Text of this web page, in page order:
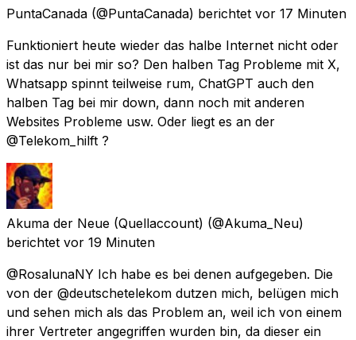
PuntaCanada (@PuntaCanada) berichtet vor 17 Minuten
Funktioniert heute wieder das halbe Internet nicht oder
ist das nur bei mir so? Den halben Tag Probleme mit X,
Whatsapp spinnt teilweise rum, ChatGPT auch den
halben Tag bei mir down, dann noch mit anderen
Websites Probleme usw. Oder liegt es an der
@Telekom_hilft ?
Akuma der Neue (Quellaccount) (@Akuma_Neu)
berichtet vor 19 Minuten
@RosalunaNY Ich habe es bei denen aufgegeben. Die
von der @deutschetelekom dutzen mich, belügen mich
und sehen mich als das Problem an, weil ich von einem
ihrer Vertreter angegriffen wurden bin, da dieser ein